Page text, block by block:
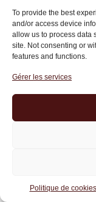
To provide the best
and/or access device
allow us to process data
site. Not consenting or
features and functions.
Gérer les services
Politique de cookies
Seuls les
savoir-
dans le
proxies
(SGD…?).
Je suis
fait que
ne crois